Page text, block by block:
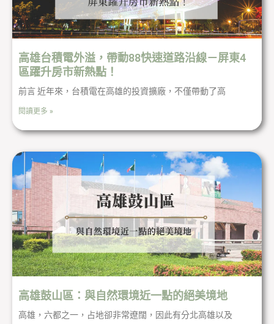
高雄台積電外溢，帶動88快速道路沿線－屏東4
區躍升房市新熱點！
前言 近年來，台積電在高雄的投資擴廠，不僅帶動了高
閱讀更多 »
高雄鼓山區：與自然環境近一點的絕美境地
高雄，六都之一，占地卻非常遼闊，因此有分北高雄以及